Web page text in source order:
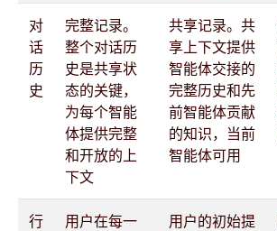
对
话
历
史
完整记录。
整个对话历
史是共享状
态的关键，
为每个智能
体提供完整
和开放的上
下文
共享记录。共
享上下文提供
智能体交接的
完整历史和先
前智能体贡献
的知识，当前
智能体可用
行
用户在每一
用户的初始提